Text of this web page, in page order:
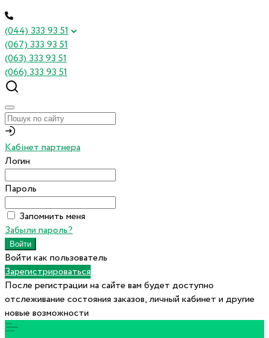
(044) 333 93 51
(067) 333 93 51
(063) 333 93 51
(066) 333 93 51
Кабінет партнера
Логин
Пароль
Запомнить меня
Забыли пароль?
Войти как пользователь
Зарегистрироваться
После регистрации на сайте вам будет доступно
отслеживание состояния заказов, личный кабинет и другие
новые возможности